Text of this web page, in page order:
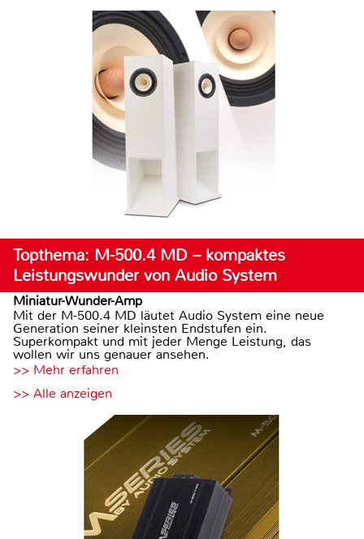
Topthema: M-500.4 MD – kompaktes
Leistungswunder von Audio System
Miniatur-Wunder-Amp
Mit der M-500.4 MD läutet Audio System eine neue
Generation seiner kleinsten Endstufen ein.
Superkompakt und mit jeder Menge Leistung, das
wollen wir uns genauer ansehen.
>> Mehr erfahren
>> Alle anzeigen